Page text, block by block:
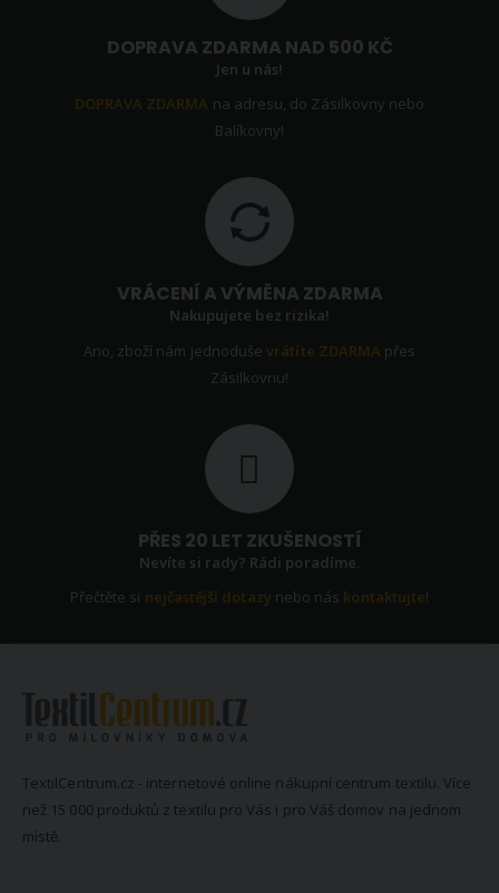
DOPRAVA ZDARMA NAD 500 KČ
Jen u nás!
DOPRAVA ZDARMA na adresu, do Zásilkovny nebo
Balíkovny!
VRÁCENÍ A VÝMĚNA ZDARMA
Nakupujete bez rizika!
Ano, zboží nám jednoduševrátíte ZDARMA přes
Zásilkovnu!
PŘES 20 LET ZKUŠENOSTÍ
Nevíte si rady? Rádi poradíme.
Přečtěte si nejčastější dotazy nebo nás kontaktujte!
TextilCentrum.cz - internetové online nákupní centrum textilu. Více
než 15 000 produktů z textilu pro Vás i pro Váš domov na jednom
místě.